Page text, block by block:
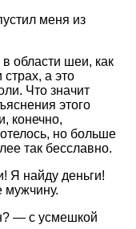
меня из
области шеи, как
а это
Что значит
этого
конечно,
но больше
так бесславно.
Я найду деньги!
мужчину.
— с усмешкой